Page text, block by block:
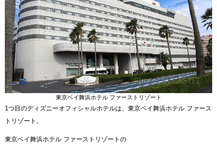
東京ベイ舞浜ホテル ファーストリゾート
1つ目のディズニーオフィシャルホテルは、東京ベイ舞浜ホテル ファース
トリゾート。
東京ベイ舞浜ホテル ファーストリゾートの